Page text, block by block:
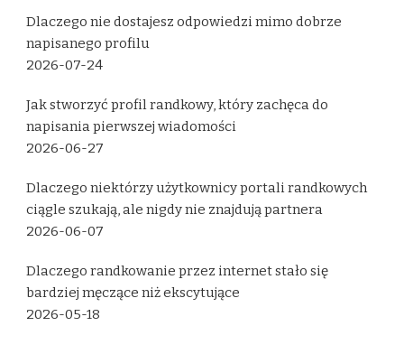
Dlaczego nie dostajesz odpowiedzi mimo dobrze
napisanego profilu
2026-07-24
Jak stworzyć profil randkowy, który zachęca do
napisania pierwszej wiadomości
2026-06-27
Dlaczego niektórzy użytkownicy portali randkowych
ciągle szukają, ale nigdy nie znajdują partnera
2026-06-07
Dlaczego randkowanie przez internet stało się
bardziej męczące niż ekscytujące
2026-05-18